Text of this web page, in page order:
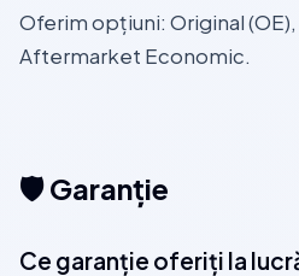
Oferim opțiuni: Original
Aftermarket Economic.
🛡️ Garanție
Ce garanție oferiți la